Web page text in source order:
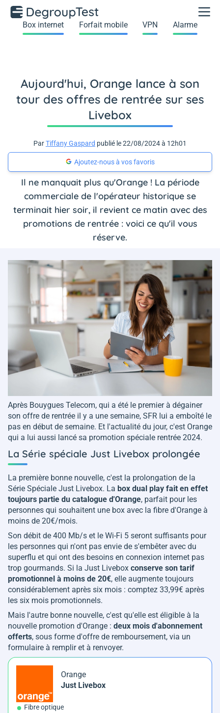
Box internet Forfait mobile VPN Alarme
Aujourd'hui, Orange lance à son
tour des offres de rentrée sur ses
Livebox
ParTiffany Gaspard publié le 22/08/2024 à 12h01
Ajoutez-nous à vos favoris
Il ne manquait plus qu'Orange ! La période
commerciale de l'opérateur historique se
terminait hier soir, il revient ce matin avec des
promotions de rentrée : voici ce qu'il vous
réserve.
Après Bouygues Telecom, qui a été le premier à dégainer
son offre de rentrée il y a une semaine, SFR lui a emboîté le
pas en début de semaine. Et l'actualité du jour, c'est Orange
qui a lui aussi lancé sa promotion spéciale rentrée 2024.
La Série spéciale Just Livebox prolongée
La première bonne nouvelle, c'est la prolongation de la
Série Spéciale Just Livebox. La box dual play fait en effet
toujours partie du catalogue d'Orange, parfait pour les
personnes qui souhaitent une box avec la fibre d'Orange à
moins de 20€/mois.
Son débit de 400 Mb/s et le Wi-Fi 5 seront suffisants pour
les personnes qui n'ont pas envie de s'embêter avec du
superflu et qui ont des besoins en connexion internet pas
trop gourmands. Si la Just Livebox conserve son tarif
promotionnel à moins de 20€, elle augmente toujours
considérablement après six mois : comptez 33,99€ après
les six mois promotionnels.
Mais l'autre bonne nouvelle, c'est qu'elle est éligible à la
nouvelle promotion d'Orange : deux mois d'abonnement
offerts, sous forme d'offre de remboursement, via un
formulaire à remplir et à renvoyer.
Orange
Just Livebox
Fibre optique